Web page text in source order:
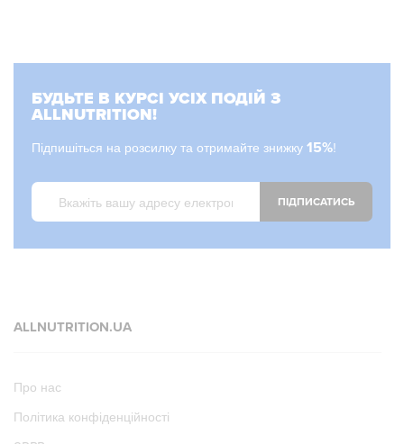
БУДЬТЕ В КУРСІ УСІХ ПОДІЙ З
ALLNUTRITION!
Підпишіться на розсилку та отримайте знижку 15%!
ПІДПИСАТИСЬ
ALLNUTRITION.UA
Про нас
Політика конфіденційності